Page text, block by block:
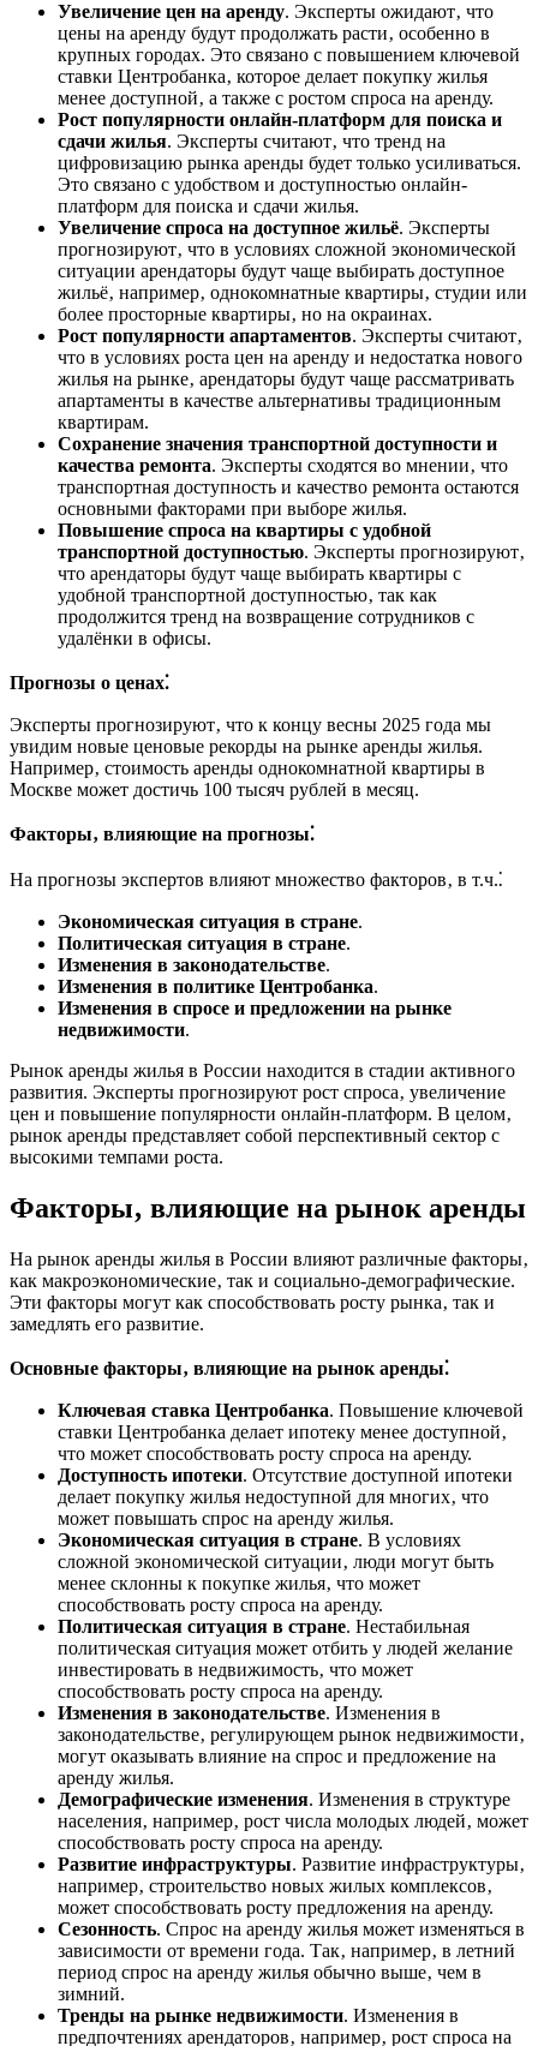
Увеличение цен на аренду. Эксперты ожидают‚ что
цены на аренду будут продолжать расти‚ особенно в
крупных городах. Это связано с повышением ключевой
ставки Центробанка‚ которое делает покупку жилья
менее доступной‚ а также с ростом спроса на аренду.
Рост популярности онлайн-платформ для поиска и
сдачи жилья. Эксперты считают‚ что тренд на
цифровизацию рынка аренды будет только усиливаться.
Это связано с удобством и доступностью онлайн-
платформ для поиска и сдачи жилья.
Увеличение спроса на доступное жильё. Эксперты
прогнозируют‚ что в условиях сложной экономической
ситуации арендаторы будут чаще выбирать доступное
жильё‚ например‚ однокомнатные квартиры‚ студии или
более просторные квартиры‚ но на окраинах.
Рост популярности апартаментов. Эксперты считают‚
что в условиях роста цен на аренду и недостатка нового
жилья на рынке‚ арендаторы будут чаще рассматривать
апартаменты в качестве альтернативы традиционным
квартирам.
Сохранение значения транспортной доступности и
качества ремонта. Эксперты сходятся во мнении‚ что
транспортная доступность и качество ремонта остаются
основными факторами при выборе жилья.
Повышение спроса на квартиры с удобной
транспортной доступностью. Эксперты прогнозируют‚
что арендаторы будут чаще выбирать квартиры с
удобной транспортной доступностью‚ так как
продолжится тренд на возвращение сотрудников с
удалёнки в офисы.
Прогнозы о ценах⁚
Эксперты прогнозируют‚ что к концу весны 2025 года мы
увидим новые ценовые рекорды на рынке аренды жилья.
Например‚ стоимость аренды однокомнатной квартиры в
Москве может достичь 100 тысяч рублей в месяц.
Факторы‚ влияющие на прогнозы⁚
На прогнозы экспертов влияют множество факторов‚ в т.ч.⁚
Экономическая ситуация в стране.
Политическая ситуация в стране.
Изменения в законодательстве.
Изменения в политике Центробанка.
Изменения в спросе и предложении на рынке
недвижимости.
Рынок аренды жилья в России находится в стадии активного
развития. Эксперты прогнозируют рост спроса‚ увеличение
цен и повышение популярности онлайн-платформ. В целом‚
рынок аренды представляет собой перспективный сектор с
высокими темпами роста.
Факторы‚ влияющие на рынок аренды
На рынок аренды жилья в России влияют различные факторы‚
как макроэкономические‚ так и социально-демографические.
Эти факторы могут как способствовать росту рынка‚ так и
замедлять его развитие.
Основные факторы‚ влияющие на рынок аренды⁚
Ключевая ставка Центробанка. Повышение ключевой
ставки Центробанка делает ипотеку менее доступной‚
что может способствовать росту спроса на аренду.
Доступность ипотеки. Отсутствие доступной ипотеки
делает покупку жилья недоступной для многих‚ что
может повышать спрос на аренду жилья.
Экономическая ситуация в стране. В условиях
сложной экономической ситуации‚ люди могут быть
менее склонны к покупке жилья‚ что может
способствовать росту спроса на аренду.
Политическая ситуация в стране. Нестабильная
политическая ситуация может отбить у людей желание
инвестировать в недвижимость‚ что может
способствовать росту спроса на аренду.
Изменения в законодательстве. Изменения в
законодательстве‚ регулирующем рынок недвижимости‚
могут оказывать влияние на спрос и предложение на
аренду жилья.
Демографические изменения. Изменения в структуре
населения‚ например‚ рост числа молодых людей‚ может
способствовать росту спроса на аренду.
Развитие инфраструктуры. Развитие инфраструктуры‚
например‚ строительство новых жилых комплексов‚
может способствовать росту предложения на аренду.
Сезонность. Спрос на аренду жилья может изменяться в
зависимости от времени года. Так‚ например‚ в летний
период спрос на аренду жилья обычно выше‚ чем в
зимний.
Тренды на рынке недвижимости. Изменения в
предпочтениях арендаторов‚ например‚ рост спроса на